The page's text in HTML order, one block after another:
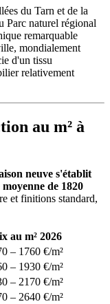
du Tarn et de la
Parc naturel régional
remarquable
mondialement
d'un tissu
relativement
au m² à
neuve s'établit
de 1820
et finitions standard,
au m² 2026
– 1760 €/m²
– 1930 €/m²
– 2170 €/m²
– 2640 €/m²